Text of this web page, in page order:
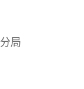
局